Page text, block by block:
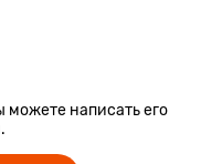
можете написать его